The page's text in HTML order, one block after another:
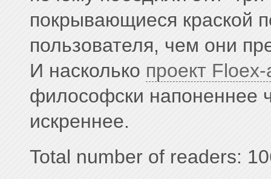
покрывающиеся краской
пользователя, чем они
И насколько проект Floex-
философски напоненнее
искреннее.
Total number of readers: